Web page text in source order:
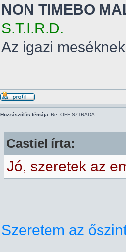
NON TIMEBO
S.T.I.R.D.
Az igazi
Hozzászólás témája: Re: OFF-SZTRÁDA
Castiel írta:
Jó, szeretek az
Szeretem az